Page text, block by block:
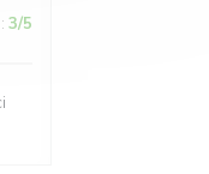
: 3/5